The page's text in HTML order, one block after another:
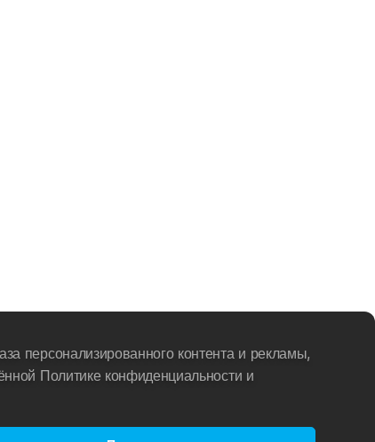
персонализированного контента и рекламы,
Политике конфиденциальности и